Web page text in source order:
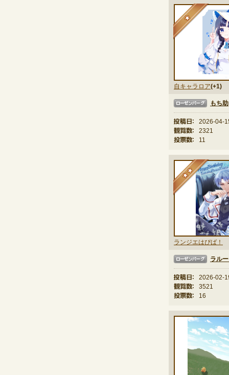
自キャラロア(+1)
★
もち助
投稿日：
2026-04-
観覧数：
2321
投票数：
11
ランジエはぴば！
★★
ラル
投稿日：
2026-02-
観覧数：
3521
投票数：
16